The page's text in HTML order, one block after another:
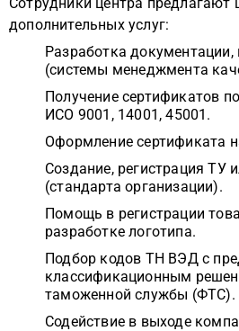
дополнительных услуг:
Разработка
(системы менеджмента
Получение сертификатов
ИСО 9001, 14001, 45001.
Оформление сертификата
Создание, регистрация ТУ
(стандарта организации).
Помощь в регистрации
разработке логотипа.
Подбор кодов ТН ВЭД с
классификационным
таможенной службы (ФТС).
Содействие в выходе